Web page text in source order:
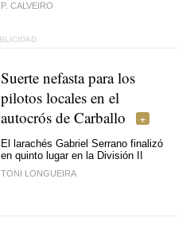
P. CALVEIRO
Suerte nefasta para los
pilotos locales en el
autocrós de Carballo
El larachés Gabriel Serrano finalizó
en quinto lugar en la División II
TONI LONGUEIRA